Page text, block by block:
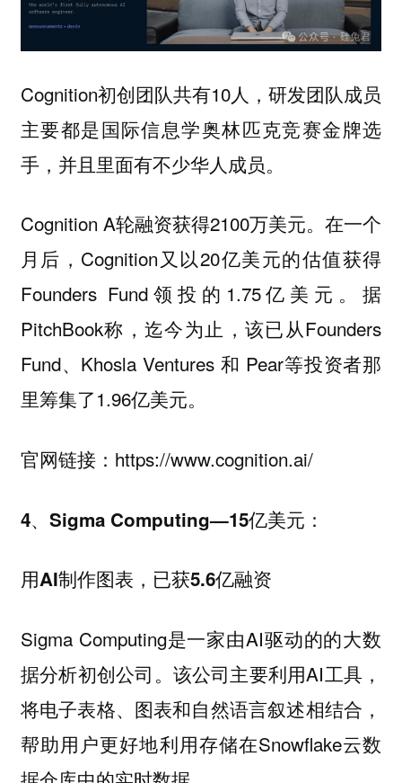
Cognition初创团队共有10人，研发团队成员
主要都是国际信息学奥林匹克竞赛金牌选
手，并且里面有不少华人成员。
Cognition A轮融资获得2100万美元。在一个
月后，Cognition又以20亿美元的估值获得
Founders Fund领投的1.75亿美元。据
PitchBook称，迄今为止，该已从Founders
Fund、Khosla Ventures 和 Pear等投资者那
里筹集了1.96亿美元。
官网链接：https://www.cognition.ai/
4、Sigma Computing—15亿美元：
用AI制作图表，已获5.6亿融资
Sigma Computing是一家由AI驱动的的大数
据分析初创公司。该公司主要利用AI工具，
将电子表格、图表和自然语言叙述相结合，
帮助用户更好地利用存储在Snowflake云数